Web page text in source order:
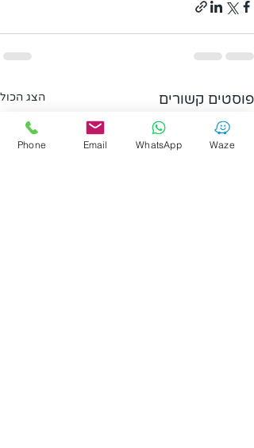
פוסטים קשורים הצג הכול
Phone Email WhatsApp Waze